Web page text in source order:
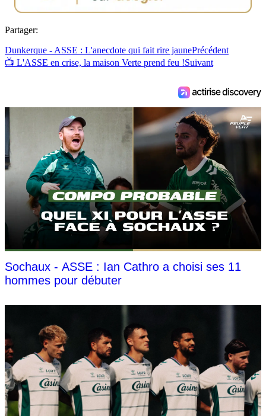
Partager:
Dunkerque - ASSE : L'anecdote qui fait rire jaunePrécédent
📺 L'ASSE en crise, la maison Verte prend feu !Suivant
Sochaux - ASSE : Ian Cathro a choisi ses 11
hommes pour débuter